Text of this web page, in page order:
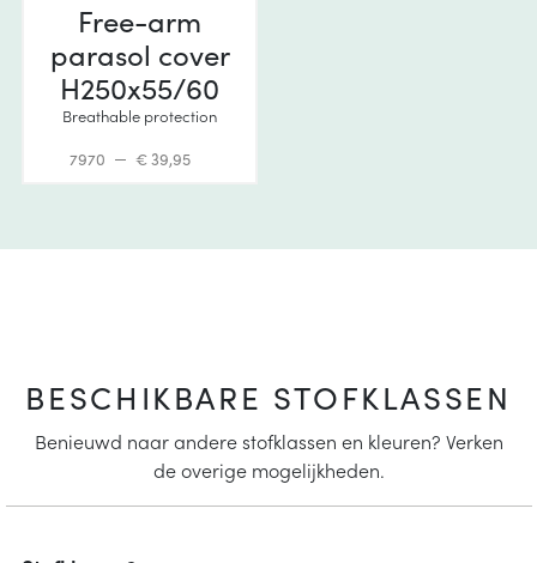
Free-arm
parasol cover
H250x55/60
Breathable protection
7970 € 39,95
BESCHIKBARE STOFKLASSEN
Benieuwd naar andere stofklassen en kleuren? Verken
de overige mogelijkheden.